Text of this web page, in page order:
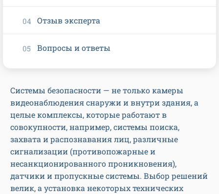
Системы безопасности — не только камеры
видеонаблюдения снаружи и внутри здания, а
целые комплексы, которые работают в
совокупности, например, системы поиска,
захвата и распознавания лиц, различные
сигнализации (противопожарные и
несанкционированного проникновения),
датчики и пропускные системы. Выбор решений
велик, а установка некоторых технических
Отзыв эксперта
Вопросы и ответы